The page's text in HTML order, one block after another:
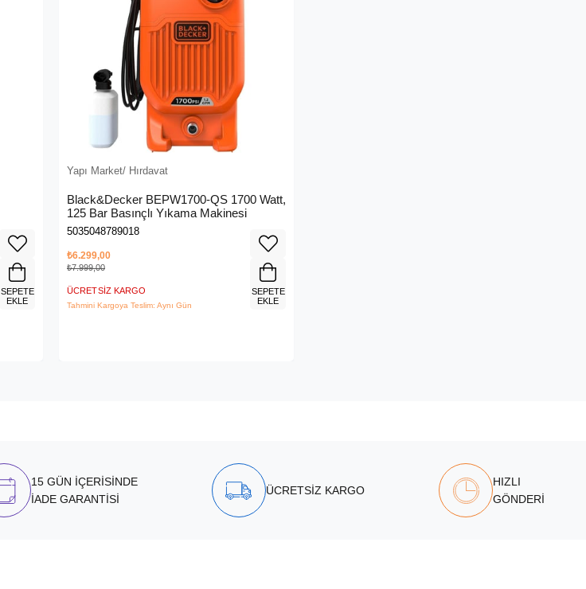
SEPETE
EKLE
Yapı Market/ Hırdavat
Black&Decker BEPW1700-QS 1700 Watt,
125 Bar Basınçlı Yıkama Makinesi
5035048789018
₺6.299,00
₺7.999,00
ÜCRETSIZ KARGO
Tahmini Kargoya Teslim: Aynı Gün
SEPETE
EKLE
15 GÜN İÇERİSİNDE
İADE GARANTİSİ
ÜCRETSİZ KARGO
HIZLI
GÖNDERİ